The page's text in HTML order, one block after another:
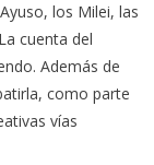
los Milei, las
cuenta del
Además de
como parte
vías